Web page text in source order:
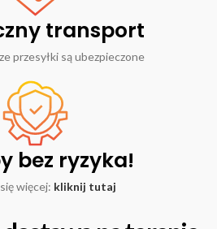
transport
przesyłki są ubezpieczone
bez ryzyka!
więcej: kliknij tutaj